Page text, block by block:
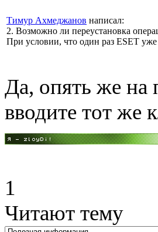
Тимур Ахмеджанов написал:
2. Возможно ли переустановка
При условии, что один раз ESET
Да, опять же на
вводите тот же
1
Читают тему